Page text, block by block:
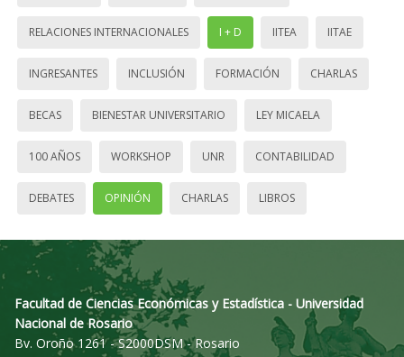
RELACIONES INTERNACIONALES I + D IITEA IITAE
INGRESANTES INCLUSIÓN FORMACIÓN CHARLAS
BECAS BIENESTAR UNIVERSITARIO LEY MICAELA
100 AÑOS WORKSHOP UNR CONTABILIDAD
DEBATES OPINIÓN CHARLAS LIBROS
Facultad de Ciencias Económicas y Estadística - Universidad
Nacional de Rosario
Bv. Oroño 1261 - S2000DSM - Rosario